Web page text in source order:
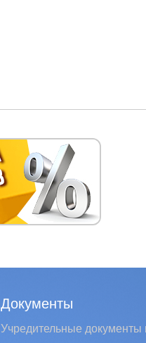
Документы
Учредительные документы